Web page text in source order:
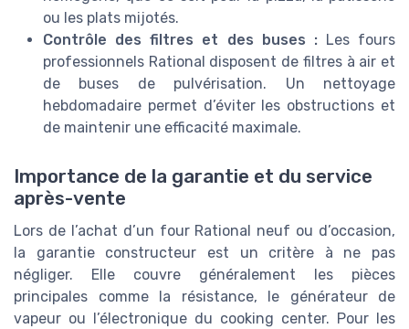
ou les plats mijotés.
Contrôle des filtres et des buses :Les fours
professionnels Rational disposent de filtres à air et
de buses de pulvérisation. Un nettoyage
hebdomadaire permet d’éviter les obstructions et
de maintenir une efficacité maximale.
Importance de la garantie et du service
après-vente
Lors de l’achat d’un four Rational neuf ou d’occasion,
la garantie constructeur est un critère à ne pas
négliger. Elle couvre généralement les pièces
principales comme la résistance, le générateur de
vapeur ou l’électronique du cooking center. Pour les